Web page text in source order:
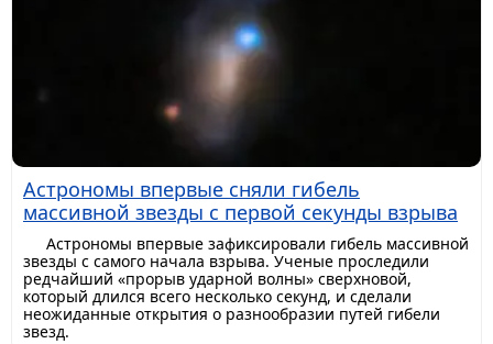
Астрономы впервые сняли гибель
массивной звезды с первой секунды взрыва
Астрономы впервые зафиксировали гибель массивной
звезды с самого начала взрыва. Ученые проследили
редчайший «прорыв ударной волны» сверхновой,
который длился всего несколько секунд, и сделали
неожиданные открытия о разнообразии путей гибели
звезд.